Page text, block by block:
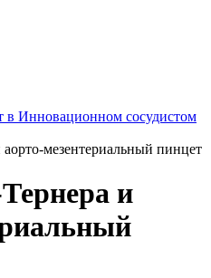
в Инновационном сосудистом
мезентериальный пинцет
и